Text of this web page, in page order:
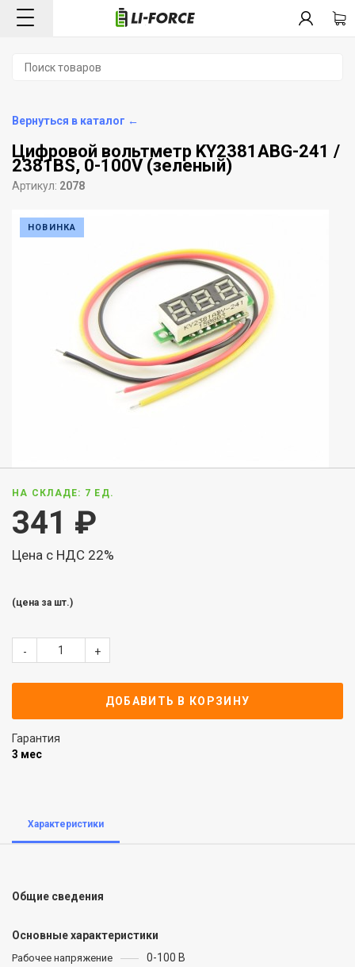
Вернуться в каталог ←
Цифровой вольтметр KY2381ABG-241 /
2381BS, 0-100V (зеленый)
Артикул: 2078
НОВИНКА
НА СКЛАДЕ: 7 ЕД.
341 ₽
Цена с НДС 22%
(цена за шт.)
- +
ДОБАВИТЬ В КОРЗИНУ
Гарантия
3 мес
Характеристики
Общие сведения
Основные характеристики
Рабочее напряжение 0-100 В